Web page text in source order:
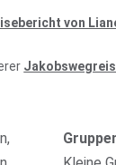
von